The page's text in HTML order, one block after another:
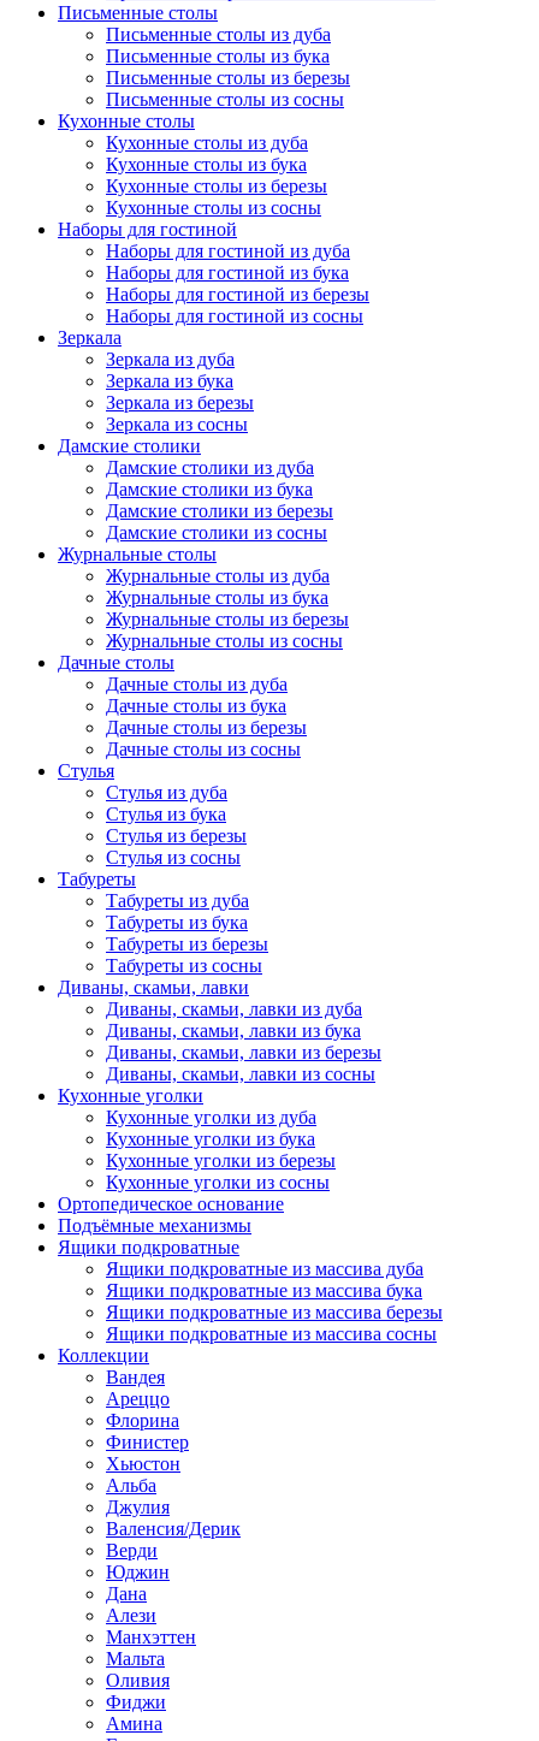
Письменные столы
Письменные столы из дуба
Письменные столы из бука
Письменные столы из березы
Письменные столы из сосны
Кухонные столы
Кухонные столы из дуба
Кухонные столы из бука
Кухонные столы из березы
Кухонные столы из сосны
Наборы для гостиной
Наборы для гостиной из дуба
Наборы для гостиной из бука
Наборы для гостиной из березы
Наборы для гостиной из сосны
Зеркала
Зеркала из дуба
Зеркала из бука
Зеркала из березы
Зеркала из сосны
Дамские столики
Дамские столики из дуба
Дамские столики из бука
Дамские столики из березы
Дамские столики из сосны
Журнальные столы
Журнальные столы из дуба
Журнальные столы из бука
Журнальные столы из березы
Журнальные столы из сосны
Дачные столы
Дачные столы из дуба
Дачные столы из бука
Дачные столы из березы
Дачные столы из сосны
Стулья
Стулья из дуба
Стулья из бука
Стулья из березы
Стулья из сосны
Табуреты
Табуреты из дуба
Табуреты из бука
Табуреты из березы
Табуреты из сосны
Диваны, скамьи, лавки
Диваны, скамьи, лавки из дуба
Диваны, скамьи, лавки из бука
Диваны, скамьи, лавки из березы
Диваны, скамьи, лавки из сосны
Кухонные уголки
Кухонные уголки из дуба
Кухонные уголки из бука
Кухонные уголки из березы
Кухонные уголки из сосны
Ортопедическое основание
Подъёмные механизмы
Ящики подкроватные
Ящики подкроватные из массива дуба
Ящики подкроватные из массива бука
Ящики подкроватные из массива березы
Ящики подкроватные из массива сосны
Коллекции
Вандея
Ареццо
Флорина
Финистер
Хьюстон
Альба
Джулия
Валенсия/Дерик
Верди
Юджин
Дана
Алези
Манхэттен
Мальта
Оливия
Фиджи
Амина